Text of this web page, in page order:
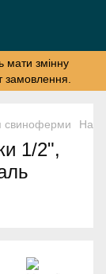
мати змінну
замовлення.
свиноферми
1/2",